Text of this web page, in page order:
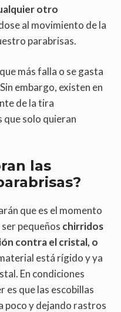
otro
al movimiento de la
parabrisas.
más falla o se gasta
embargo, existen en
de la tira
que solo quieran
las
que es el momento
pequeños chirridos
contra el cristal, o
está rígido y ya
En condiciones
es que las escobillas
poco y dejando rastros